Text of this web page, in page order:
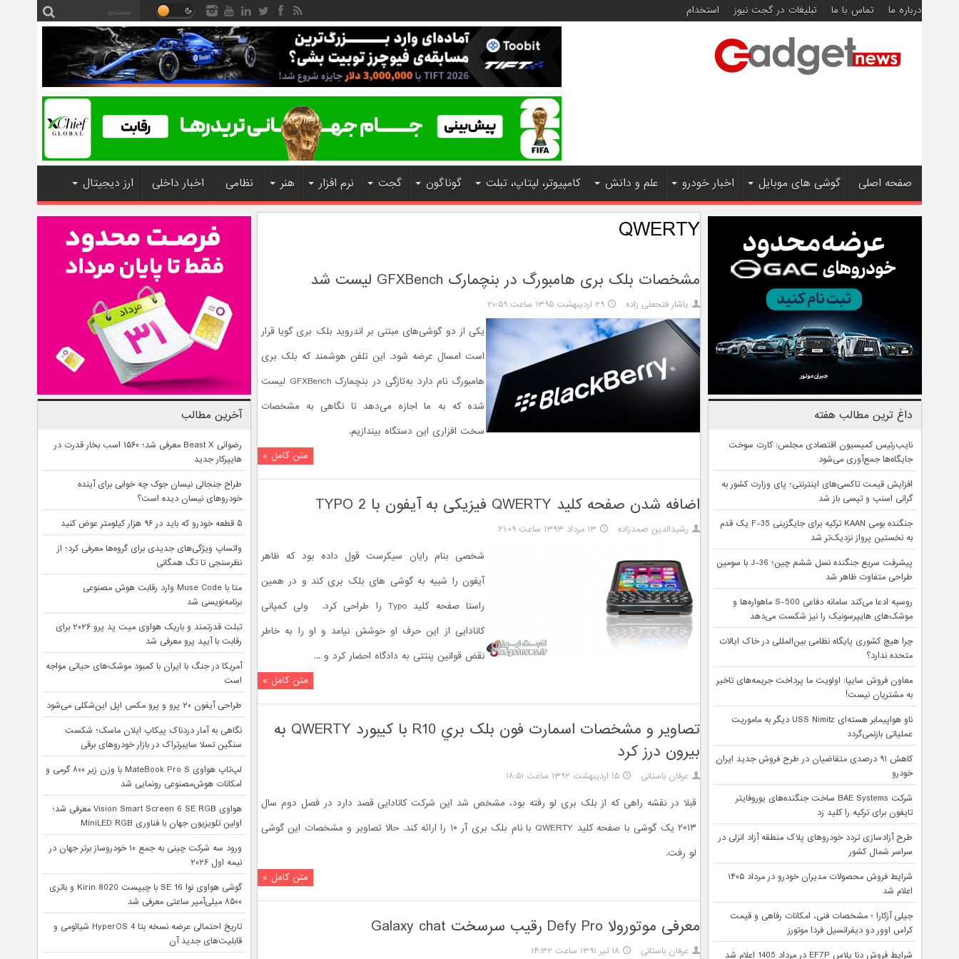
درباره ما تماس با ما تبلیغات در گجت نیوز استخدام
صفحه اصلی گوشی های موبایل اخبار خودرو علم و دانش کامپیوتر، لپتاپ، تبلت گوناگون گجت نرم افزار هنر نظامی اخبار داخلی ارز دیجیتال
QWERTY
مشخصات بلک بری هامبورگ در بنچمارک GFXBench لیست شد
یاشار فتحعلی زاده ۲۹ اردیبهشت ۱۳۹۵ ساعت ۲۰:۵۹
یکی از دو گوشی‌های مبتنی بر اندروید بلک بری گویا قرار
است امسال عرضه شود. این تلفن هوشمند که بلک بری
هامبورگ نام دارد به‌تازگی در بنچمارک GFXBench لیست
شده که به ما اجازه می‌دهد تا نگاهی به مشخصات
سخت افزاری این دستگاه بیندازیم.
متن کامل »
اضافه شدن صفحه کلید QWERTY فیزیکی به آیفون با TYPO 2
رشیدالدین صمدزاده ۱۳ مرداد ۱۳۹۳ ساعت ۲۱:۰۹
شخصی بنام رایان سیکرست قول داده بود که ظاهر
آیفون را شبیه به گوشی های بلک بری کند و در همین
راستا صفحه کلید Typo را طراحی کرد. ولی کمپانی
کانادایی از این حرف او خوشش نیامد و او را به خاطر
نقض قوانین پنتتی به دادگاه احضار کرد و ...
متن کامل »
تصاوير و مشخصات اسمارت فون بلک بري R10 با کیبورد QWERTY به
بيرون درز کرد
عرفان باستانی ۱۵ اردیبهشت ۱۳۹۲ ساعت ۱۸:۵۱
قبلا در نقشه راهی که از بلک بری لو رفته بود، مشخص شد این شرکت کانادایی قصد دارد در فصل دوم سال
۲۰۱۳ یک گوشی با صفحه کلید QWERTY با نام بلک بری آر ۱۰ را ارائه کند. حالا تصاویر و مشخصات این گوشی
لو رفت.
متن کامل »
معرفی موتورولا Defy Pro رقیب سرسخت Galaxy chat
عرفان باستانی ۱۸ تیر ۱۳۹۱ ساعت ۱۴:۳۲
داغ ترین مطالب هفته
نایب‌رئیس کمیسیون اقتصادی مجلس: کارت سوخت
جایگاه‌ها جمع‌آوری می‌شود
افزایش قیمت تاکسی‌های اینترنتی؛ پای وزارت کشور به
گرانی اسنپ و تپسی باز شد
جنگنده بومی KAAN ترکیه برای جایگزینی F-35 یک قدم
به نخستین پرواز نزدیک‌تر شد
پیشرفت سریع جنگنده نسل ششم چین؛ J-36 با سومین
طراحی متفاوت ظاهر شد
روسیه ادعا می‌کند سامانه دفاعی S-500 ماهواره‌ها و
موشک‌های هایپرسونیک را نیز شکست می‌دهد
چرا هیچ کشوری پایگاه نظامی بین‌المللی در خاک ایالات
متحده ندارد؟
معاون فروش سایپا: اولویت ما پرداخت جریمه‌های تاخیر
به مشتریان نیست!
ناو هواپیمابر هسته‌ای USS Nimitz دیگر به ماموریت
عملیاتی بازنمی‌گردد
کاهش ۹۱ درصدی متقاضیان در طرح فروش جدید ایران
خودرو
شرکت BAE Systems ساخت جنگنده‌های یوروفایتر
تایفون برای ترکیه را کلید زد
طرح آزادسازی تردد خودروهای پلاک منطقه آزاد انزلی در
سراسر شمال کشور
شرایط فروش محصولات مدیران خودرو در مرداد ۱۴۰۵
اعلام شد
جیلی آزکارا ؛ مشخصات فنی، امکانات رفاهی و قیمت
کراس اوور دو دیفرانسیل فردا موتورز
شرایط فروش دنا پلاس EF7P در مرداد 1405 اعلام شد
آخرین مطالب
رضوانی Beast X معرفی شد؛ ۱۵۶۰ اسب بخار قدرت در
هایپرکار جدید
طراح جنجالی نیسان جوک چه خوابی برای آینده
خودروهای نیسان دیده است؟
۵ قطعه خودرو که باید در ۹۶ هزار کیلومتر عوض کنید
واتساپ ویژگی‌های جدیدی برای گروه‌ها معرفی کرد؛ از
نظرسنجی تا تگ همگانی
متا با Muse Code وارد رقابت هوش مصنوعی
برنامه‌نویسی شد
تبلت قدرتمند و باریک هواوی میت پد پرو ۲۰۲۶ برای
رقابت با آیپد پرو معرفی شد
آمریکا در جنگ با ایران با کمبود موشک‌های حیاتی مواجه
است
طراحی آیفون ۲۰ پرو و پرو مکس اپل این‌شکلی می‌شود
نگاهی به آمار دردناک پیکاپ ایلان ماسک؛ شکست
سنگین تسلا سایبرتراک در بازار خودروهای برقی
لپ‌تاپ هواوی MateBook Pro S با وزن زیر ۸۰۰ گرمی و
امکانات هوش‌مصنوعی رونمایی شد
هواوی Vision Smart Screen 6 SE RGB معرفی شد؛
اولین تلویزیون جهان با فناوری MiniLED RGB
ورود سه شرکت چینی به جمع ۱۰ خودروساز برتر جهان در
نیمه اول ۲۰۲۶
گوشی هواوی نوا 16 SE با چیپست Kirin 8020 و باتری
۸۵۰۰ میلی‌آمپر ساعتی معرفی شد
تاریخ احتمالی عرضه نسخه بتا HyperOS 4 شیائومی و
قابلیت‌های جدید آن